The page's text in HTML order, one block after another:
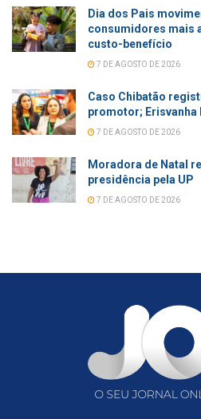
Dia dos Pais
consumidores mais
custo-benefício
7 DE AGOSTO DE 2026
Caso Chibatão
promotor; Erisvanha
7 DE AGOSTO DE 2026
Moradora de Natal
presidência pela UP
7 DE AGOSTO DE 2026